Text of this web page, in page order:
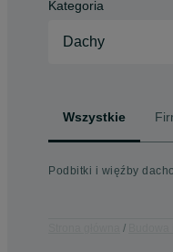
Kategoria
Dachy
Wszystkie
Podbitki i więźby